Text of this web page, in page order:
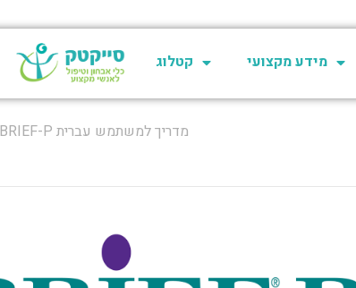
קטלוג מידע מקצועי
/ BRIEF-P מדריך למשתמש עברית